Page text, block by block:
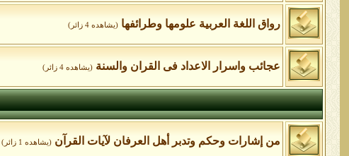
رواق اللغة العربية علومها وطرائفها (يشاهده 4 زائر)
عجائب واسرار الاعداد فى القران والسنة (يشاهده 4 زائر)
من إشارات وحكم وتدبر أهل العرفان لآيات القرآن (يشاهده 1 زائر)